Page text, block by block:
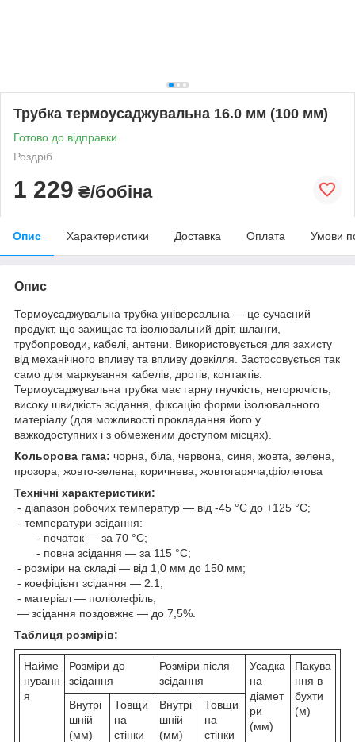
Трубка термоусаджувальна 16.0 мм (100 мм)
Готово до відправки
Роздріб
1 229 ₴/бобіна
Опис Характеристики Доставка Оплата Умови
Опис
Термоусаджувальна трубка універсальна — це сучасний
продукт, що захищає та ізолювальний дріт, шланги,
трубопроводи, кабелі, антени. Використовується для захисту
від механічного впливу та впливу довкілля. Застосовується так
само для маркування кабелів, дротів, контактів.
Термоусаджувальна трубка має гарну гнучкість, негорючість,
високу швидкість зсідання, фіксацію форми ізолювального
матеріалу (для можливості прокладання його у
важкодоступних і з обмеженим доступом місцях).
Кольорова гама: чорна, біла, червона, синя, жовта, зелена,
прозора, жовто-зелена, коричнева, жовтогаряча,фіолетова
Технічні характеристики:
- діапазон робочих температур — від -45 °C до +125 °C;
- температури зсідання:
- початок — за 70 °C;
- повна зсідання — за 115 °C;
- розміри на складі — від 1,0 мм до 150 мм;
- коефіцієнт зсідання — 2:1;
- матеріал — поліолефіль;
— зсідання поздовжнє — до 7,5%.
Таблиця розмірів:
Найме
нуванн
я
Розміри до
зсідання
Розміри після
зсідання
Усадка
на
діамет
ри
(мм)
Пакува
ння в
бухти
(м)
Внутрі
шній
(мм)
Товщи
на
стінки
Внутрі
шній
(мм)
Товщи
на
стінки